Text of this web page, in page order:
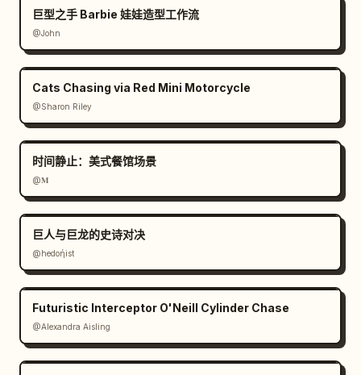
巨型之手 Barbie 娃娃造型工作流
@John
Cats Chasing via Red Mini Motorcycle
@Sharon Riley
时间静止：美式餐馆场景
@𝐌
巨人与巨龙的史诗对决
@hedoήist
Futuristic Interceptor O'Neill Cylinder Chase
@Alexandra Aisling